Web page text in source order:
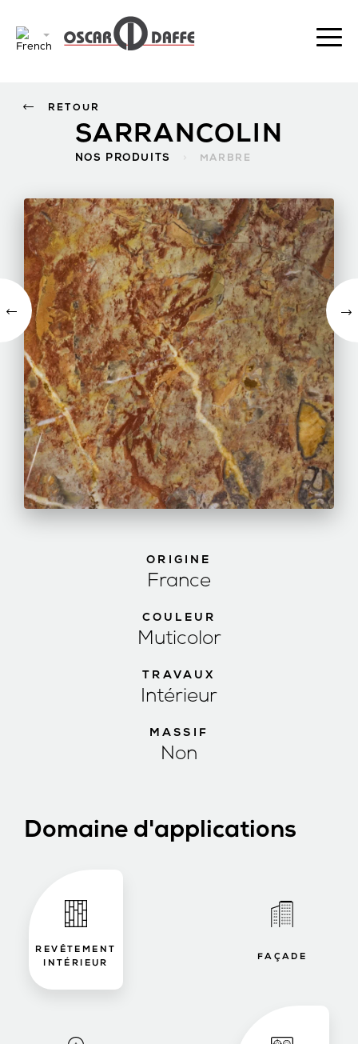
SARRANCOLIN
NOS PRODUITS MARBRE
RETOUR
ORIGINE
France
COULEUR
Muticolor
TRAVAUX
Intérieur
MASSIF
Non
Domaine d'applications
REVÊTEMENT
INTÉRIEUR
FAÇADE